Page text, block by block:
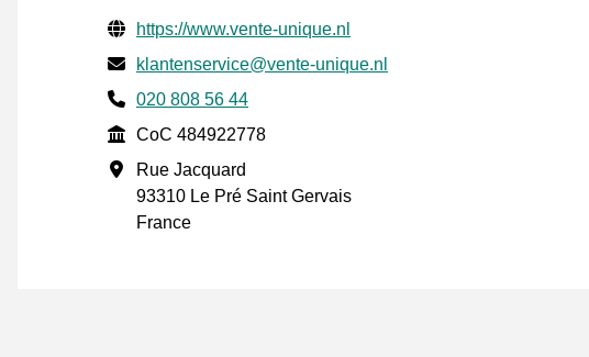
Informations de contact vérifiées
Website URL
https://www.vente-unique.nl
E-mail
klantenservice@vente-unique.nl
Phone number
020 808 56 44
CoC
CoC 484922778
Adresse professionnelle
Rue Jacquard
93310 Le Pré Saint Gervais
France